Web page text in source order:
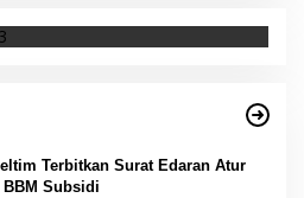
Terbitkan Surat Edaran Atur
BBM Subsidi